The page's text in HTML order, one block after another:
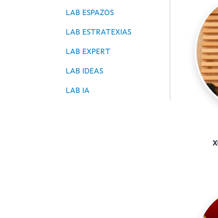
LAB ESPAZOS
LAB ESTRATEXIAS
LAB EXPERT
LAB IDEAS
LAB IA